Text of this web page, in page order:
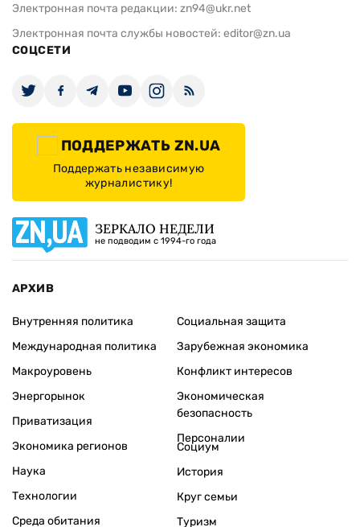
Электронная почта редакции: zn94@ukr.net
Электронная почта службы новостей: editor@zn.ua
СОЦСЕТИ
ПОДДЕРЖАТЬ ZN.UA
Поддержать независимую
журналистику!
ЗЕРКАЛО НЕДЕЛИ
не подводим с 1994-го года
АРХИВ
Внутренняя политика
Международная политика
Макроуровень
Энергорынок
Приватизация
Экономика регионов
Социальная защита
Зарубежная экономика
Конфликт интересов
Экономическая
безопасность
Персоналии
Наука
Технологии
Среда обитания
Социум
История
Круг семьи
Туризм